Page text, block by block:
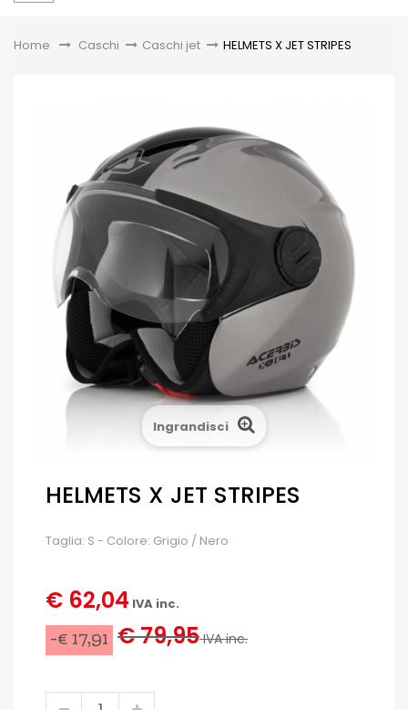
Home &gt;Caschi > Caschi jet > HELMETS X JET STRIPES
Ingrandisci
HELMETS X JET STRIPES
Taglia: S - Colore: Grigio / Nero
€ 62,04 IVA inc.
-€ 17,91 € 79,95IVA inc.